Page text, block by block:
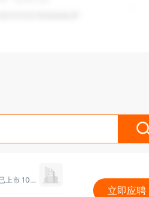
农/林/牧/渔,计算机硬件,互联网 已上市 10000人以上
立即应聘